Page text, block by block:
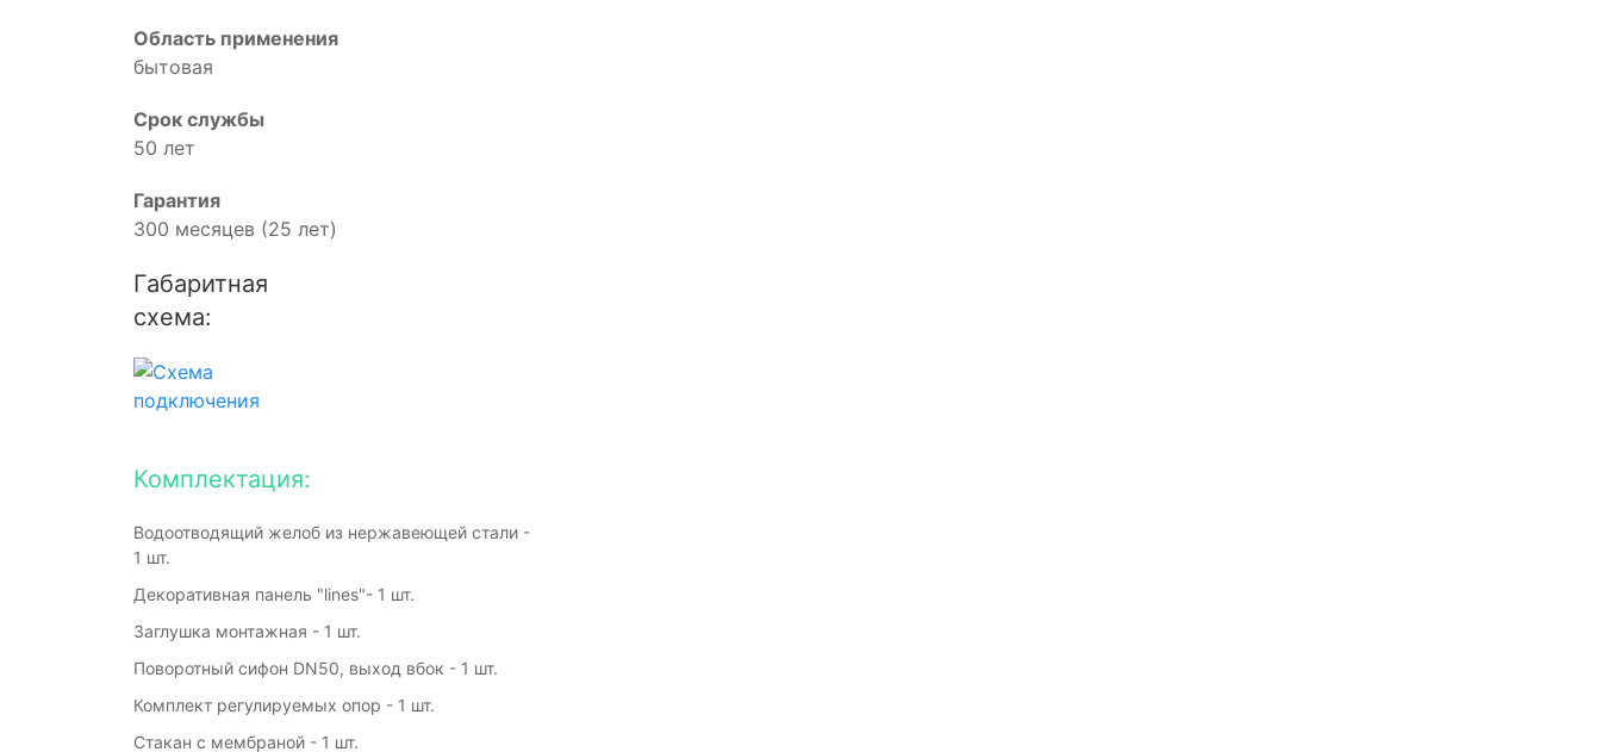
Область применения
бытовая
Срок службы
50 лет
Гарантия
300 месяцев (25 лет)
Габаритная
схема:
Комплектация:
Водоотводящий желоб из нержавеющей стали -
1 шт.
Декоративная панель "lines"- 1 шт.
Заглушка монтажная - 1 шт.
Поворотный сифон DN50, выход вбок - 1 шт.
Комплект регулируемых опор - 1 шт.
Стакан с мембраной - 1 шт.